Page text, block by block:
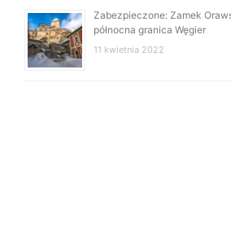
Zabezpieczone: Zamek
północna granica Węgier
11 kwietnia 2022